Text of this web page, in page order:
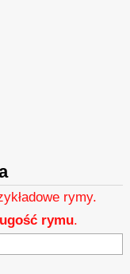
rymy.
rymu.